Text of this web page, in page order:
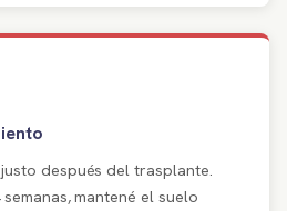
después del trasplante.
mantené el suelo